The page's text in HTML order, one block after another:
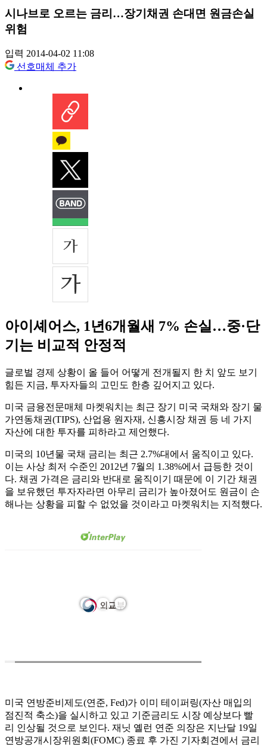
시나브로 오르는 금리…장기채권 손대면 원금손실
위험
입력 2014-04-02 11:08
선호매체 추가
아이셰어스, 1년6개월새 7% 손실…중·단
기는 비교적 안정적
글로벌 경제 상황이 올 들어 어떻게 전개될지 한 치 앞도 보기
힘든 지금, 투자자들의 고민도 한층 깊어지고 있다.
미국 금융전문매체 마켓워치는 최근 장기 미국 국채와 장기 물
가연동채권(TIPS), 산업용 원자재, 신흥시장 채권 등 네 가지
자산에 대한 투자를 피하라고 제언했다.
미국의 10년물 국채 금리는 최근 2.7%대에서 움직이고 있다.
이는 사상 최저 수준인 2012년 7월의 1.38%에서 급등한 것이
다. 채권 가격은 금리와 반대로 움직이기 때문에 이 기간 채권
을 보유했던 투자자라면 아무리 금리가 높아졌어도 원금이 손
해나는 상황을 피할 수 없었을 것이라고 마켓워치는 지적했다.
미국 연방준비제도(연준, Fed)가 이미 테이퍼링(자산 매입의
점진적 축소)을 실시하고 있고 기준금리도 시장 예상보다 빨
리 인상될 것으로 보인다. 재닛 옐런 연준 의장은 지난달 19일
연방공개시장위원회(FOMC) 종료 후 가진 기자회견에서 금리